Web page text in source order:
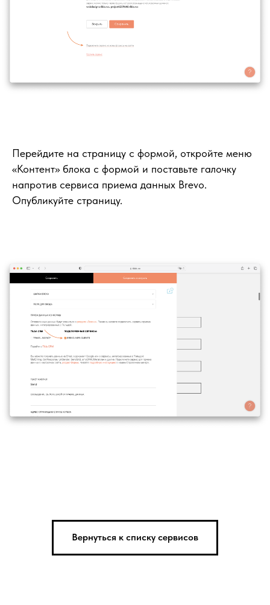
Перейдите на страницу с формой, откройте меню
«Контент» блока с формой и поставьте галочку
напротив сервиса приема данных Brevo.
Опубликуйте страницу.
Вернуться к списку сервисов